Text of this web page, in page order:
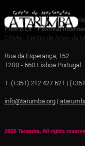
A Tarumba - Teatro de
FIMFA Lx - Festival
CAMa - Centro de Artes da
Rua da Esperança, 152
1200 - 660 Lisboa Portugal
T. (+351) 212 427 621 |
info@tarumba.org|
2026 Tarumba, All rights